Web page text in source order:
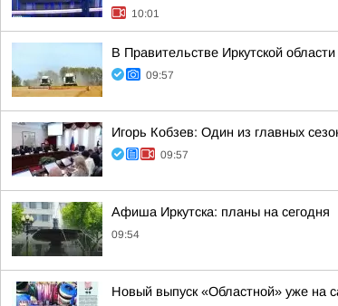
10:01
В Правительстве Иркутской
09:57
Игорь Кобзев: Один из главных
09:57
Афиша Иркутска: планы на сегодня
09:54
Новый выпуск «Областной» уже на